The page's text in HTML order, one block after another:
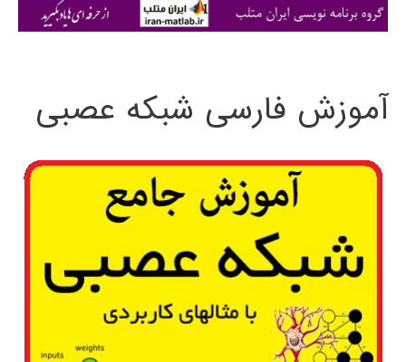
ی
آموزش فارسی شبکه عصبی